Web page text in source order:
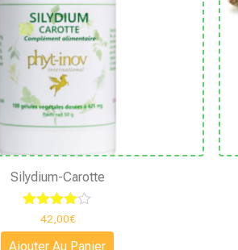
Silydium-Carotte
Note
4.00
sur 5
42,00€
Ajouter Au Panier